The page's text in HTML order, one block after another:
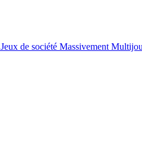
Jeux de société Massivement